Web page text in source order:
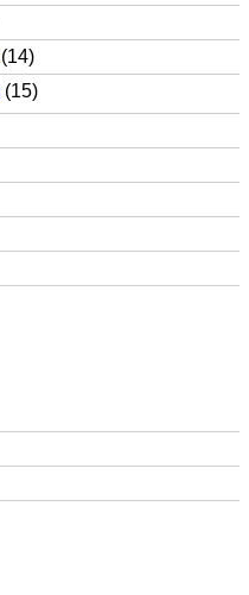
(14)
(15)